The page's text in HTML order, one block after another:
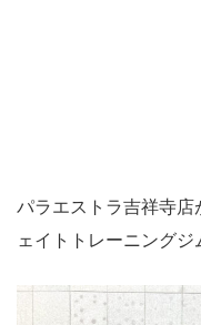
パラエストラ吉祥寺店
ェイトトレーニングジ